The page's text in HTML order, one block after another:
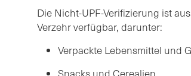
Die Nicht-UPF-Verifizierung ist
Verzehr verfügbar, darunter:
Verpackte Lebensmittel und